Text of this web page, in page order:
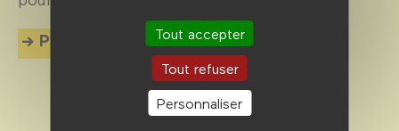
Tout accepter
Tout refuser
Personnaliser
Plus d'info